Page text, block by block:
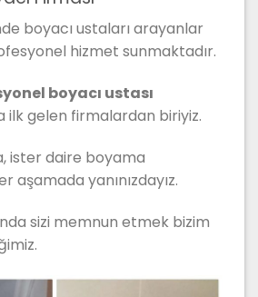
boyacı ustaları arayanlar
hizmet sunmaktadır.
boyacı ustası
ilk gelen firmalardan biriyiz.
ister daire boyama
aşamada yanınızdayız.
sizi memnun etmek bizim